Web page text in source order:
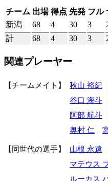
チーム 出場 得点 先発 フル
新潟
68 4 30 3
計
68 4 30 3
関連プレーヤー
チームメイト 秋山 裕紀
谷口 海斗
阿部 航斗
奥村 仁
同世代の選手 山根 永遠
マテウス
ルーカス